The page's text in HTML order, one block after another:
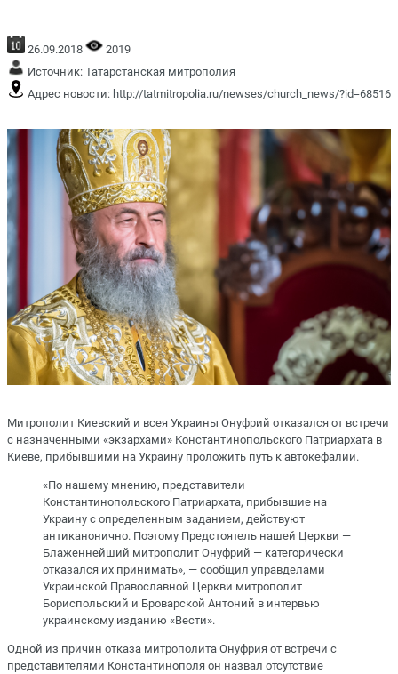
26.09.2018
2019
Источник: Татарстанская митрополия
Адрес новости: http://tatmitropolia.ru/newses/church_news/?id=68516
Митрополит Киевский и всея Украины Онуфрий отказался от встречи
с назначенными «экзархами» Константинопольского Патриархата в
Киеве, прибывшими на Украину проложить путь к автокефалии.
«По нашему мнению, представители
Константинопольского Патриархата, прибывшие на
Украину с определенным заданием, действуют
антиканонично. Поэтому Предстоятель нашей Церкви —
Блаженнейший митрополит Онуфрий — категорически
отказался их принимать», — сообщил управделами
Украинской Православной Церкви митрополит
Бориспольский и Броварской Антоний в интервью
украинскому изданию «Вести».
Одной из причин отказа митрополита Онуфрия от встречи с
представителями Константинополя он назвал отсутствие